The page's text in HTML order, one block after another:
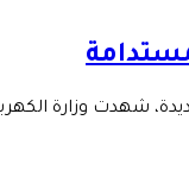
شهدت وزارة